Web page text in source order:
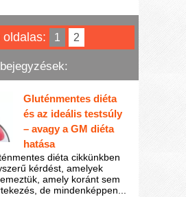
oldalas: 1 2
Gluténmentes diéta
és az ideális testsúly
– avagy a GM diéta
hatása
diéta cikkünkben
kérdést, amelyek
amely koránt sem
de mindenképpen...